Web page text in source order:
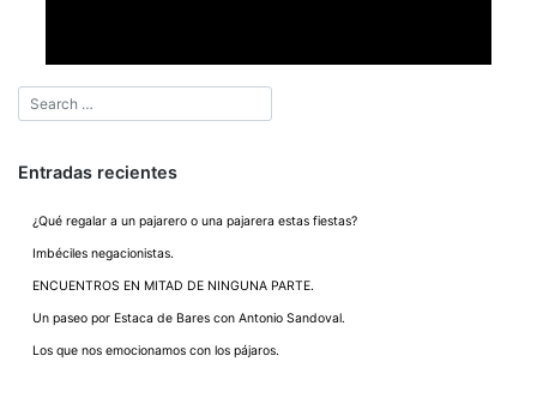
Entradas recientes
¿Qué regalar a un pajarero o una pajarera estas fiestas?
Imbéciles negacionistas.
ENCUENTROS EN MITAD DE NINGUNA PARTE.
Un paseo por Estaca de Bares con Antonio Sandoval.
Los que nos emocionamos con los pájaros.